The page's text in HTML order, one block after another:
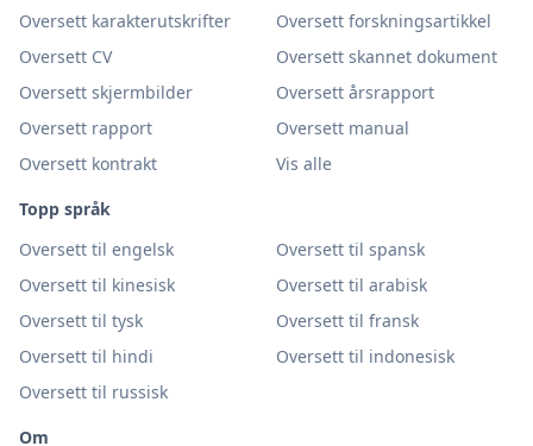
Oversett karakterutskrifter
Oversett forskningsartikkel
Oversett CV
Oversett skannet dokument
Oversett skjermbilder
Oversett årsrapport
Oversett rapport
Oversett manual
Oversett kontrakt
Vis alle
Topp språk
Oversett til engelsk
Oversett til spansk
Oversett til kinesisk
Oversett til arabisk
Oversett til tysk
Oversett til fransk
Oversett til hindi
Oversett til indonesisk
Oversett til russisk
Om